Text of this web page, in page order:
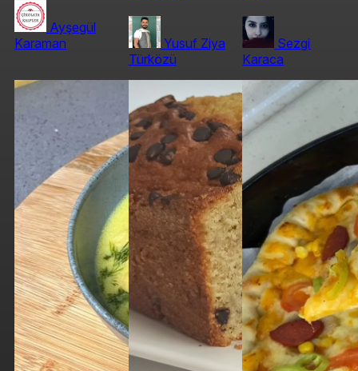
Ayşegül
Karaman
Yusuf Ziya
Türközü
Sezgi
Karaca